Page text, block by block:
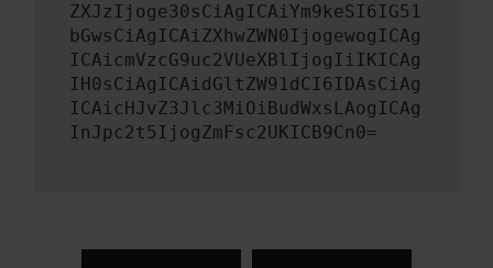
ZXJzIjoge30sCiAgICAiYm9keSI6IG51
bGwsCiAgICAiZXhwZWN0IjogewogICAg
ICAicmVzcG9uc2VUeXBlIjogIiIKICAg
IH0sCiAgICAidGltZW91dCI6IDAsCiAg
ICAicHJvZ3Jlc3MiOiBudWxsLAogICAg
InJpc2t5IjogZmFsc2UKICB9Cn0=